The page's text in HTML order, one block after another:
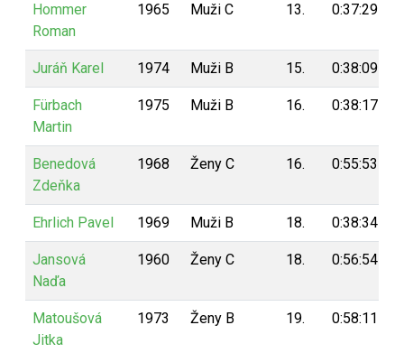
Hommer
Roman
1965 Muži C 13. 0:37:29
Juráň Karel 1974 Muži B 15. 0:38:09
Fürbach
Martin
1975 Muži B 16. 0:38:17
Benedová
Zdeňka
1968 Ženy C 16. 0:55:53
Ehrlich Pavel 1969 Muži B 18. 0:38:34
Jansová
Naďa
1960 Ženy C 18. 0:56:54
Matoušová
Jitka
1973 Ženy B 19. 0:58:11